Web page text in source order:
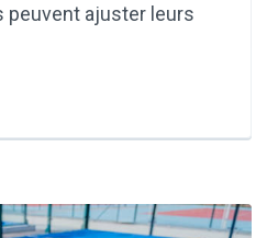
peuvent ajuster leurs